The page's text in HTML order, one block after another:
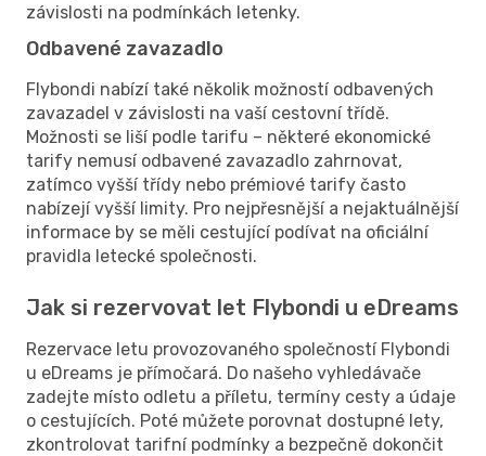
závislosti na podmínkách letenky.
Odbavené zavazadlo
Flybondi nabízí také několik možností odbavených
zavazadel v závislosti na vaší cestovní třídě.
Možnosti se liší podle tarifu – některé ekonomické
tarify nemusí odbavené zavazadlo zahrnovat,
zatímco vyšší třídy nebo prémiové tarify často
nabízejí vyšší limity. Pro nejpřesnější a nejaktuálnější
informace by se měli cestující podívat na oficiální
pravidla letecké společnosti.
Jak si rezervovat let Flybondi u eDreams
Rezervace letu provozovaného společností Flybondi
u eDreams je přímočará. Do našeho vyhledávače
zadejte místo odletu a příletu, termíny cesty a údaje
o cestujících. Poté můžete porovnat dostupné lety,
zkontrolovat tarifní podmínky a bezpečně dokončit